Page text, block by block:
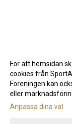
För att hemsidan
cookies från
Föreningen kan
eller
Anpassa dina val